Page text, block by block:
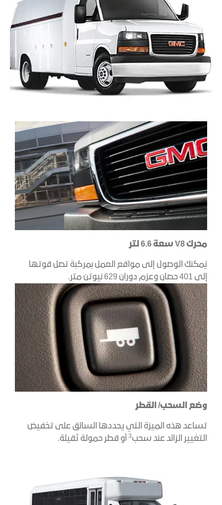
محركV8سعة 6.6 لتر
يُمكنك الوصول إلى مواقع العمل بمركبة تصل قوتها
إلى 401 حصان وعزم دوران 629 نيوتن متر.
وضع السحب/ القطر
تساعد هذه الميزة التي يحددها السائق على تخفيض
التغيير الزائد عند سحب3أو قطر حمولة ثقيلة.